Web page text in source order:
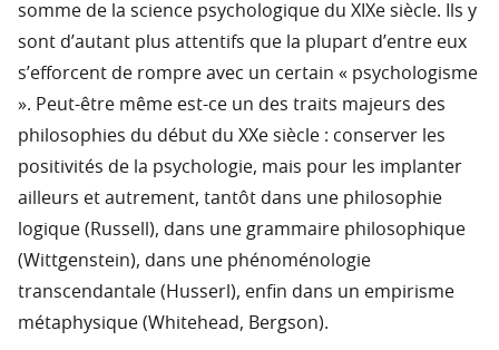
somme de la science psychologique du XIXe siècle. Ils y
sont d’autant plus attentifs que la plupart d’entre eux
s’efforcent de rompre avec un certain « psychologisme
». Peut-être même est-ce un des traits majeurs des
philosophies du début du XXe siècle : conserver les
positivités de la psychologie, mais pour les implanter
ailleurs et autrement, tantôt dans une philosophie
logique (Russell), dans une grammaire philosophique
(Wittgenstein), dans une phénoménologie
transcendantale (Husserl), enfin dans un empirisme
métaphysique (Whitehead, Bergson).